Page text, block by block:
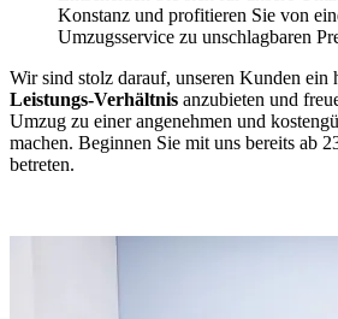
Konstanz und profitieren Sie von
Umzugsservice zu unschlagbaren
Wir sind stolz darauf, unseren Kunden ein
Leistungs-Verhältnis anzubieten und
Umzug zu einer angenehmen und
machen. Beginnen Sie mit uns bereits ab
betreten.